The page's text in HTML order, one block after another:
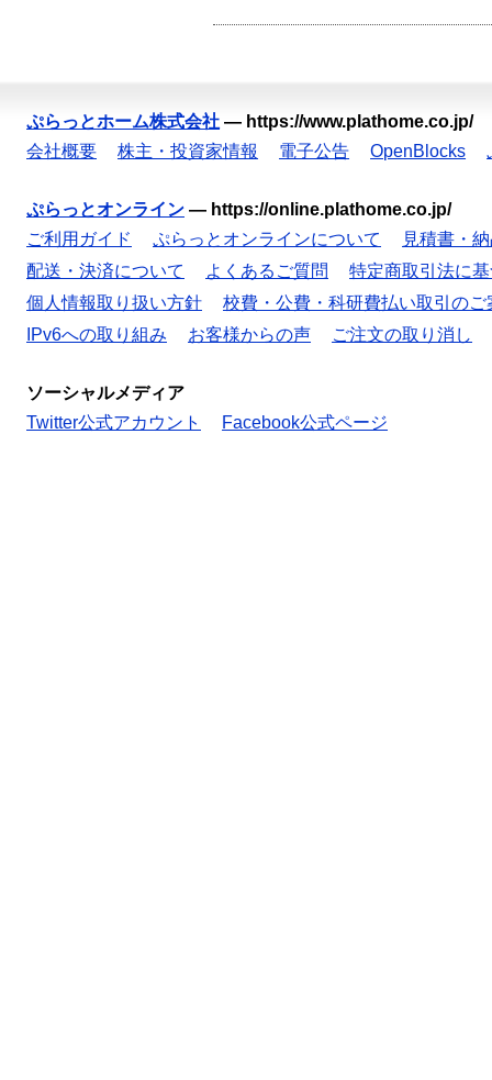
ぷらっとホーム株式会社 — https://www.plathome.co.jp/
会社概要
株主・投資家情報 電子公告 OpenBlocks
ぷらっとオンライン — https://online.plathome.co.jp/
ご利用ガイド
ぷらっとオンラインについて
見積書・
配送・決済について
よくあるご質問
特定商取引法に
個人情報取り扱い方針
校費・公費・科研費払い取引のご
IPv6への取り組み
お客様からの声 ご注文の取り消し
ソーシャルメディア
Twitter公式アカウント
Facebook公式ページ